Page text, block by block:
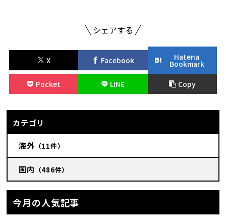
シェアする
X Facebook Hatena
Bookmark
Pocket
LINE Copy
カテゴリ
海外 （11件）
国内 （486件）
今月の人気記事